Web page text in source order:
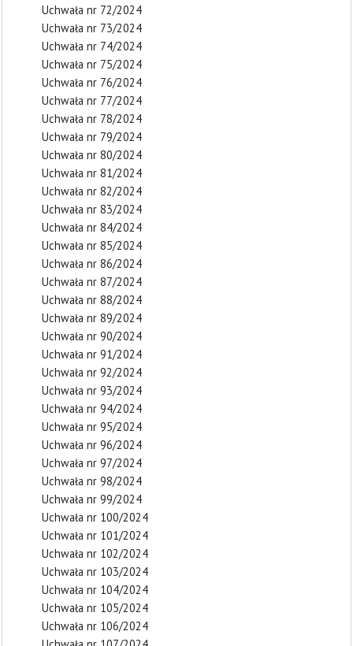
Uchwała nr 72/2024
Uchwała nr 73/2024
Uchwała nr 74/2024
Uchwała nr 75/2024
Uchwała nr 76/2024
Uchwała nr 77/2024
Uchwała nr 78/2024
Uchwała nr 79/2024
Uchwała nr 80/2024
Uchwała nr 81/2024
Uchwała nr 82/2024
Uchwała nr 83/2024
Uchwała nr 84/2024
Uchwała nr 85/2024
Uchwała nr 86/2024
Uchwała nr 87/2024
Uchwała nr 88/2024
Uchwała nr 89/2024
Uchwała nr 90/2024
Uchwała nr 91/2024
Uchwała nr 92/2024
Uchwała nr 93/2024
Uchwała nr 94/2024
Uchwała nr 95/2024
Uchwała nr 96/2024
Uchwała nr 97/2024
Uchwała nr 98/2024
Uchwała nr 99/2024
Uchwała nr 100/2024
Uchwała nr 101/2024
Uchwała nr 102/2024
Uchwała nr 103/2024
Uchwała nr 104/2024
Uchwała nr 105/2024
Uchwała nr 106/2024